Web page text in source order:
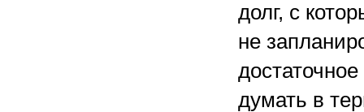
долг, с
не
думать в